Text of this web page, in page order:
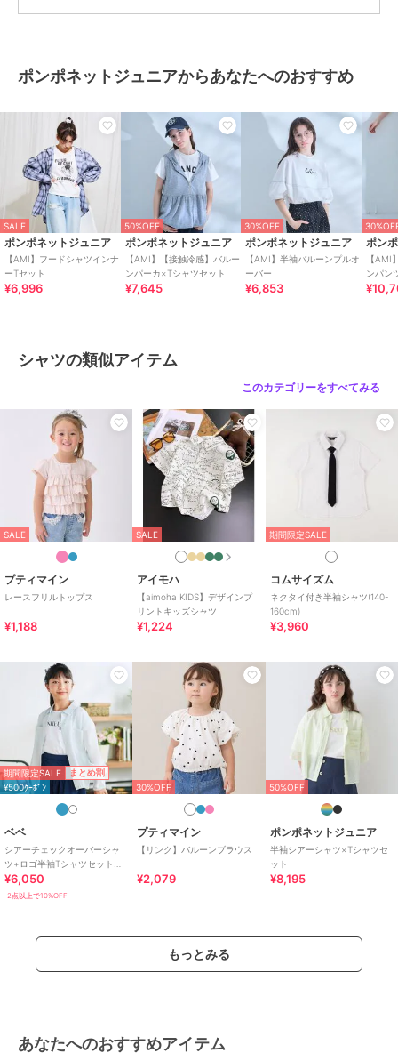
ブランド ポンポネットジュニア
商品カテゴリ トップス ／シャツ
トップス ／シャツ
カラー 黒、アイボリー
サイズ M(150cm),L(160cm)
素材
シャツ：綿100%
Tシャツ：綿100%
商品のお取り扱い方法
お手入れ
洗濯方法は商品タグをご確認くだ
さい
ポンポネットジュニアからあなたへのおすすめ
SALE
ポンポネットジュニア
【AMI】フードシャツインナ
ーTセット
¥6,996
50%OFF
ポンポネットジュニア
【AMI】【接触冷感】バルー
ンパーカ×Tシャツセット
¥7,645
30%OFF
ポンポネットジュニア
【AMI】半袖バルーンプルオ
ーバー
¥6,853
ポン
【AMI
ンパン
シャツの類似アイテム
このカテゴリーをすべてみる
SALE
プティマイン
レースフリルトップス
¥1,188
SALE
アイモハ
【aimoha KIDS】デザインプ
リントキッズシャツ
¥1,224
期間限定SALE
コムサイズム
ネクタイ付き半袖シャツ(140-
160cm)
¥3,960
期間限定SALE まとめ割
¥500ｸｰﾎﾟﾝ
ベベ
シアーチェックオーバーシャ
ツ+ロゴ半袖Tシャツセット
(100~160cm)
¥6,050
2点以上で10%OFF
30%OFF
プティマイン
【リンク】バルーンブラウス
¥2,079
50%OFF
ポンポネットジュニア
半袖シアーシャツ×Tシャツセ
ット
¥8,195
もっとみる
あなたへのおすすめアイテム